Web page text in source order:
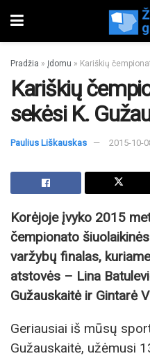
Pradžia » Įdomu » Kariškių
Kariškių
sekėsi K.
Paulius Liškauskas 2015-10-
Korėjoje įvyko 2015
čempionato
varžybų finalas,
atstovės – Lina
Gužauskaitė ir Gintarė
Geriausiai iš mūsų
Gužauskaitė, užėmusi